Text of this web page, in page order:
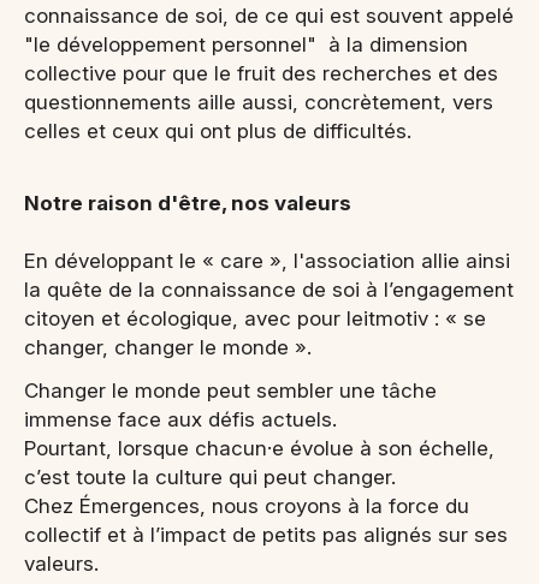
connaissance de soi, de ce qui est souvent appelé
"le développement personnel" à la dimension
collective pour que le fruit des recherches et des
questionnements aille aussi, concrètement, vers
celles et ceux qui ont plus de difficultés.
Notre raison d'être, nos valeurs
En développant le « care », l'association allie ainsi
la quête de la connaissance de soi à l’engagement
citoyen et écologique, avec pour leitmotiv : « se
changer, changer le monde ».
Changer le monde peut sembler une tâche
immense face aux défis actuels.
Pourtant, lorsque chacun·e évolue à son échelle,
c’est toute la culture qui peut changer.
Chez Émergences, nous croyons à la force du
collectif et à l’impact de petits pas alignés sur ses
valeurs.